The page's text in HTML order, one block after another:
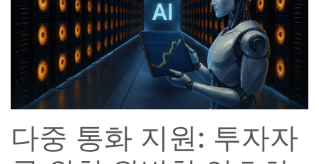
다중 통화 지원: 투자자